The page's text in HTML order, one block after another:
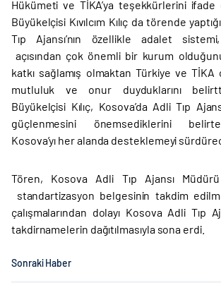
Hükümeti ve TİKA’ya teşekkürlerini
Büyükelçisi Kıvılcım Kılıç da törende
Tıp Ajansı’nın özellikle adalet
açısından çok önemli bir kurum
katkı sağlamış olmaktan Türkiye ve
mutluluk ve onur duyduklarını
Büyükelçisi Kılıç, Kosova’da Adli Tıp
güçlenmesini önemsediklerini
Kosova’yı her alanda desteklemeyi
Tören, Kosova Adli Tıp Ajansı
standartizasyon belgesinin takdim
çalışmalarından dolayı Kosova Adli Tıp
takdirnamelerin dağıtılmasıyla sona erdi.
Sonraki Haber